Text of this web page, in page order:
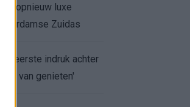
opnieuw luxe
Zuidas
eerste indruk achter
van genieten'